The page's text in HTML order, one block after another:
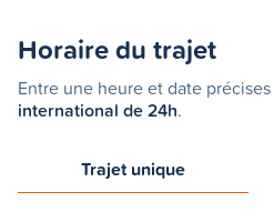
Horaire du trajet
Entre une heure et date précises
international de 24h.
Trajet unique